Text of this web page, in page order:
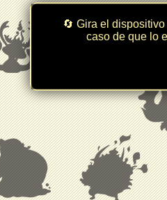
🔄 Gira el
caso de que lo